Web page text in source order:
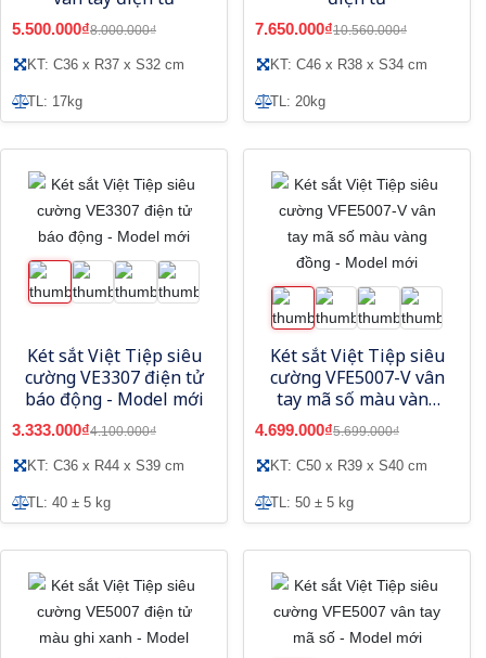
5.500.000₫8.000.000₫
KT: C36 x R37 x S32 cm
TL: 17kg
7.650.000₫10.560.000₫
KT: C46 x R38 x S34 cm
TL: 20kg
Két sắt Việt Tiệp siêu
cường VE3307 điện tử
báo động - Model mới
3.333.000₫4.100.000₫
KT: C36 x R44 x S39 cm
TL: 40 ± 5 kg
Két sắt Việt Tiệp siêu
cường VFE5007-V vân
tay mã số màu vàng
đồng - Model mới
4.699.000₫5.699.000₫
KT: C50 x R39 x S40 cm
TL: 50 ± 5 kg